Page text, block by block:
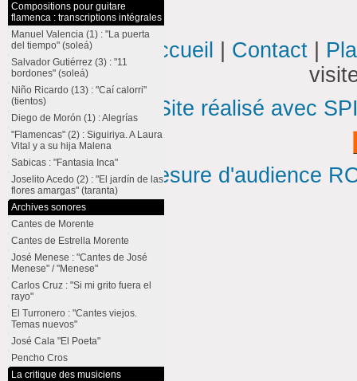
Compositions pour guitare
flamenca : transcriptions intégrales
Manuel Valencia (1) : "La puerta
del tiempo" (soleá)
Salvador Gutiérrez (3) : "11
bordones" (soleá)
Niño Ricardo (13) : "Caí calorri"
(tientos)
Diego de Morón (1) : Alegrías
"Flamencas" (2) : Siguiriya. A Laura
Vital y a su hija Malena
Sabicas : "Fantasia Inca"
Joselito Acedo (2) : "El jardín de las
flores amargas" (taranta)
Archives sonores
Cantes de Morente
Cantes de Estrella Morente
José Menese : "Cantes de José
Menese" / "Menese"
Carlos Cruz : "Si mi grito fuera el
rayo"
El Turronero : "Cantes viejos.
Temas nuevos"
José Cala "El Poeta"
Pencho Cros
La critique des musiciens
Accueil Contact
Site réalisé avec
Mesure d'audience